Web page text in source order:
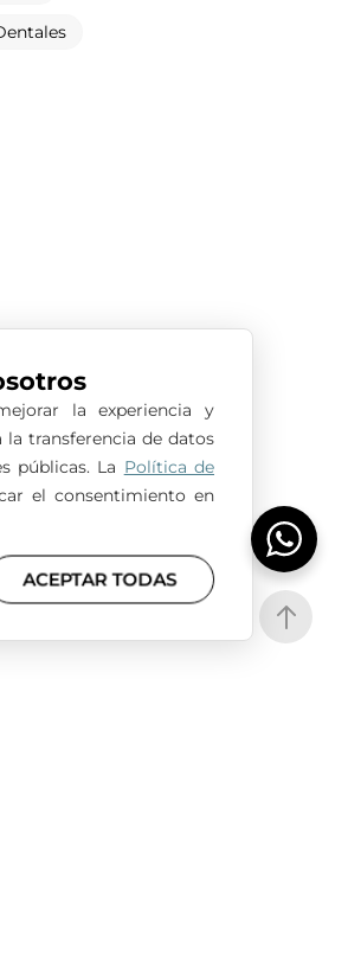
la experiencia y
transferencia de datos
públicas. La Política de
el consentimiento en
ACEPTAR TODAS